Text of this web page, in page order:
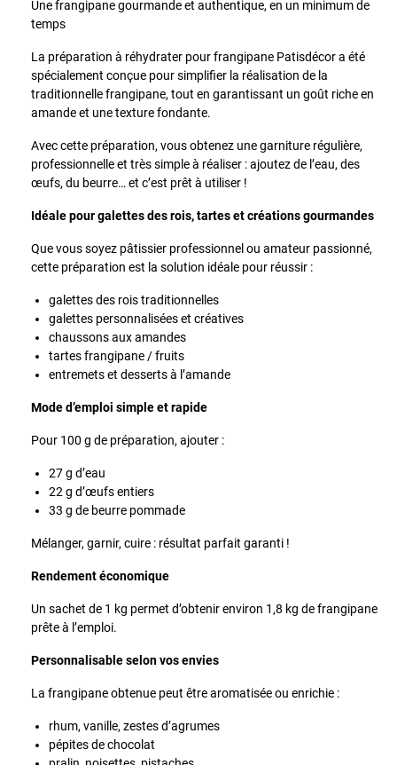
Une frangipane gourmande et authentique, en un minimum de
temps
La préparation à réhydrater pour frangipane Patisdécor a été
spécialement conçue pour simplifier la réalisation de la
traditionnelle frangipane, tout en garantissant un goût riche en
amande et une texture fondante.
Avec cette préparation, vous obtenez une garniture régulière,
professionnelle et très simple à réaliser : ajoutez de l’eau, des
œufs, du beurre… et c’est prêt à utiliser !
Idéale pour galettes des rois, tartes et créations gourmandes
Que vous soyez pâtissier professionnel ou amateur passionné,
cette préparation est la solution idéale pour réussir :
galettes des rois traditionnelles
galettes personnalisées et créatives
chaussons aux amandes
tartes frangipane / fruits
entremets et desserts à l’amande
Mode d’emploi simple et rapide
Pour 100 g de préparation, ajouter :
27 g d’eau
22 g d’œufs entiers
33 g de beurre pommade
Mélanger, garnir, cuire : résultat parfait garanti !
Rendement économique
Un sachet de 1 kg permet d’obtenir environ 1,8 kg de frangipane
prête à l’emploi.
Personnalisable selon vos envies
La frangipane obtenue peut être aromatisée ou enrichie :
rhum, vanille, zestes d’agrumes
pépites de chocolat